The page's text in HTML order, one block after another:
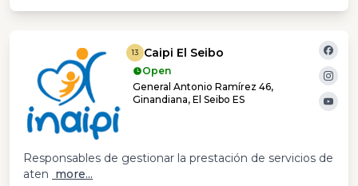
13 Caipi El Seibo
Open
General Antonio Ramírez 46,
Ginandiana, El Seibo ES
Responsables de gestionar la prestación de servicios de
aten more...